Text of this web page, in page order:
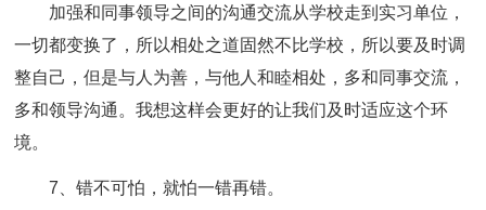
加强和同事领导之间的沟通交流从学校走到实习单位，
一切都变换了，所以相处之道固然不比学校，所以要及时调
整自己，但是与人为善，与他人和睦相处，多和同事交流，
多和领导沟通。我想这样会更好的让我们及时适应这个环
境。
7、错不可怕，就怕一错再错。